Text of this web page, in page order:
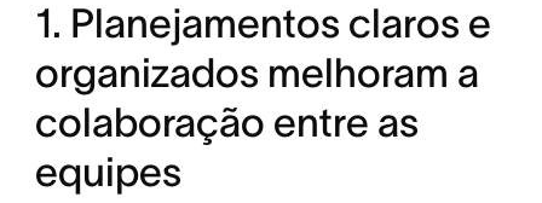
1. Planejamentos claros e
organizados melhoram a
colaboração entre as
equipes